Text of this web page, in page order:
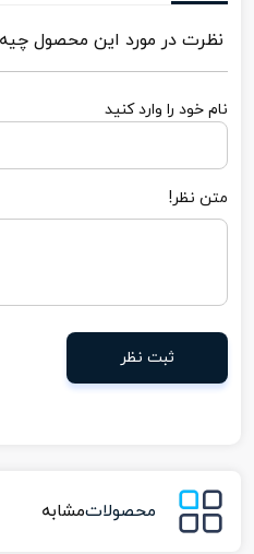
نظرت در مورد این محصول
نام خود را وارد کنید
متن نظر!
ثبت نظر
محصولاتمشابه